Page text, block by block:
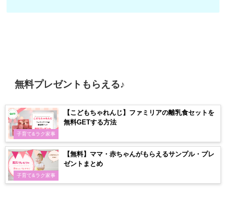
無料プレゼントもらえる♪
子育て&ラク家事
【こどもちゃれんじ】ファミリアの離乳食セットを
無料GETする方法
子育て&ラク家事
【無料】ママ・赤ちゃんがもらえるサンプル・プレ
ゼントまとめ